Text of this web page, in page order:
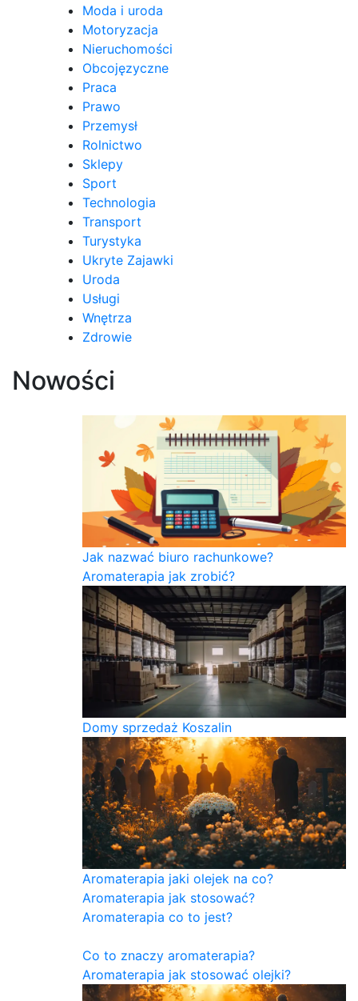
Moda i uroda
Motoryzacja
Nieruchomości
Obcojęzyczne
Praca
Prawo
Przemysł
Rolnictwo
Sklepy
Sport
Technologia
Transport
Turystyka
Ukryte Zajawki
Uroda
Usługi
Wnętrza
Zdrowie
Nowości
Jak nazwać biuro rachunkowe?
Aromaterapia jak zrobić?
Domy sprzedaż Koszalin
Aromaterapia jaki olejek na co?
Aromaterapia jak stosować?
Aromaterapia co to jest?
Co to znaczy aromaterapia?
Aromaterapia jak stosować olejki?